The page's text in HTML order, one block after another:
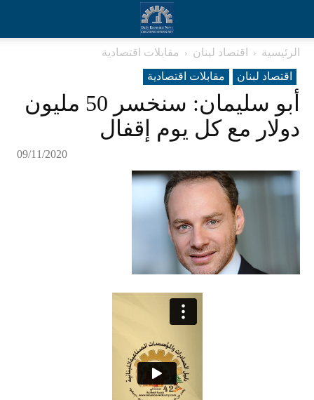
الرئيسية اقتصاد لبنان
مقابلات اقتصادية
اقتصاد لبنان
مقابلات اقتصادية
أبو سليمان: سنخسر 50 مليون
دولار مع كل يوم إقفال
09/11/2020